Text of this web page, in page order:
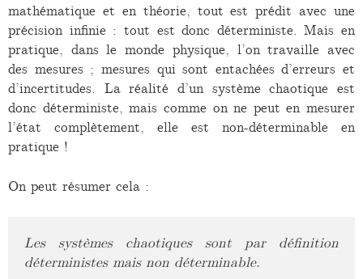
mathématique et en théorie, tout est prédit avec une
précision infinie : tout est donc déterministe. Mais en
pratique, dans le monde physique, l’on travaille avec
des mesures ; mesures qui sont entachées d’erreurs et
d’incertitudes. La réalité d’un système chaotique est
donc déterministe, mais comme on ne peut en mesurer
l’état complètement, elle est non-déterminable en
pratique !
On peut résumer cela :
Les systèmes chaotiques sont par définition
déterministes mais non déterminable.